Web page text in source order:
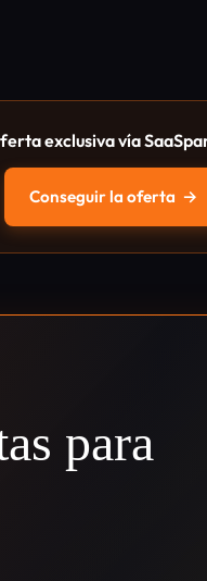
exclusiva vía
Conseguir la oferta →
para